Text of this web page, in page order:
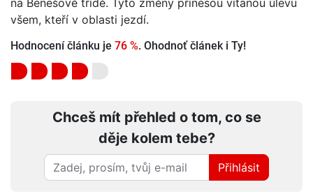
všem, kteří v oblasti jezdí.
Hodnocení článku je 76 %. Ohodnoť článek i Ty!
Chceš mít přehled o tom, co se
děje kolem tebe?
Přihlásit